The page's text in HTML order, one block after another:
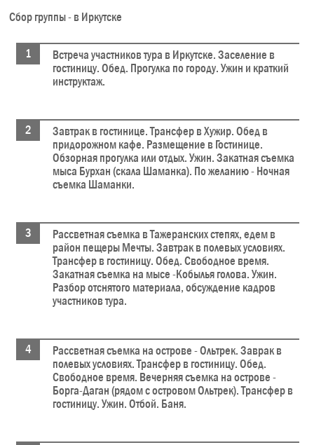
Сбор группы - в Иркутске
Встреча участников тура в Иркутске. Заселение в
гостиницу. Обед. Прогулка по городу. Ужин и краткий
инструктаж.
Завтрак в гостинице. Трансфер в Хужир. Обед в
придорожном кафе. Размещение в Гостинице.
Обзорная прогулка или отдых. Ужин. Закатная съемка
мыса Бурхан (скала Шаманка). По желанию - Ночная
съемка Шаманки.
Рассветная съемка в Тажеранских степях, едем в
район пещеры Мечты. Завтрак в полевых условиях.
Трансфер в гостиницу. Обед. Свободное время.
Закатная съемка на мысе -Кобылья голова. Ужин.
Разбор отснятого материала, обсуждение кадров
участников тура.
Рассветная съемка на острове - Ольтрек. Заврак в
полевых условиях. Трансфер в гостиницу. Обед.
Свободное время. Вечерняя съемка на острове -
Борга-Даган (рядом с островом Ольтрек). Трансфер в
гостиницу. Ужин. Отбой. Баня.